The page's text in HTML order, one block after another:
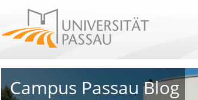
Campus Passau Blog